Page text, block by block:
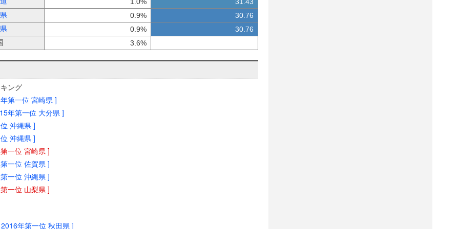
0.9%
30.76
0.9%
30.76
3.6%
ング
第一位 宮崎県 ]
年第一位 大分県 ]
沖縄県 ]
沖縄県 ]
一位 宮崎県 ]
一位 佐賀県 ]
一位 沖縄県 ]
一位 山梨県 ]
年第一位 秋田県 ]